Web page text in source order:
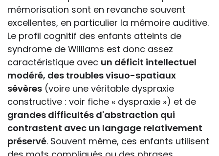
mémorisation sont en revanche souvent
excellentes, en particulier la mémoire auditive.
Le profil cognitif des enfants atteints de
syndrome de Williams est donc assez
caractéristique avec un déficit intellectuel
modéré, des troubles visuo-spatiaux
sévères (voire une véritable dyspraxie
constructive : voir fiche « dyspraxie ») et de
grandes difficultés d'abstraction qui
contrastent avec un langage relativement
préservé. Souvent même, ces enfants utilisent